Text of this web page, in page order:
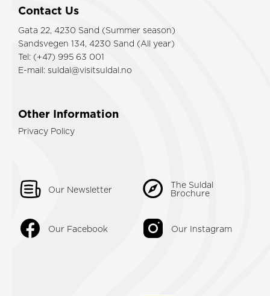
Contact Us
Gata 22, 4230 Sand (Summer season)
Sandsvegen 134, 4230 Sand (All year)
Tel: (+47) 995 63 001
E-mail: suldal@visitsuldal.no
Other Information
Privacy Policy
Our Newsletter
The Suldal
Brochure
Our Facebook Our Instagram